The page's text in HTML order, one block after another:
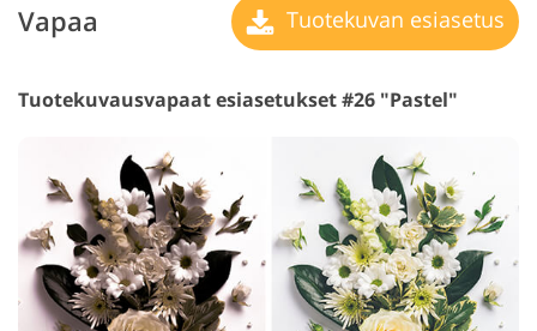
Vapaa Tuotekuvan esiasetus
Tuotekuvausvapaat esiasetukset #26 "Pastel"